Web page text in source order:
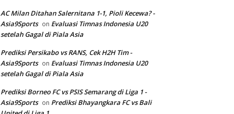
AC Milan Ditahan Salernitana 1-1, Pioli Kecewa? -
Asia9Sports on Evaluasi Timnas Indonesia U20
setelah Gagal di Piala Asia
Prediksi Persikabo vs RANS, Cek H2H Tim -
Asia9Sports on Evaluasi Timnas Indonesia U20
setelah Gagal di Piala Asia
Prediksi Borneo FC vs PSIS Semarang di Liga 1 -
Asia9Sports on Prediksi Bhayangkara FC vs Bali